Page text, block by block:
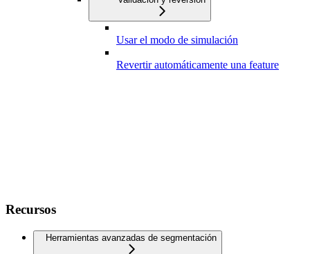
Usar el modo de simulación
Revertir automáticamente una feature
Recursos
Herramientas avanzadas de segmentación